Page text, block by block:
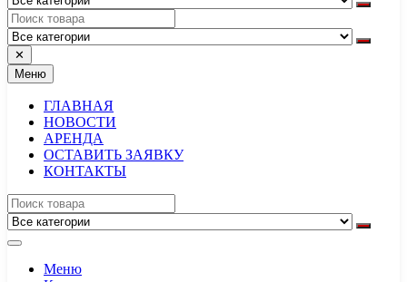
✕
Меню
ГЛАВНАЯ
НОВОСТИ
АРЕНДА
ОСТАВИТЬ ЗАЯВКУ
КОНТАКТЫ
Меню